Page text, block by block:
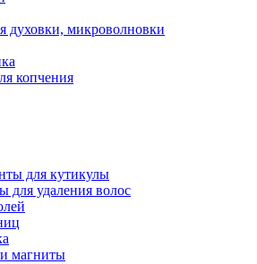
духовки, микроволновки
копчения
для кутикулы
удаления волос
магниты